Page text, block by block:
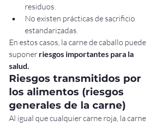
residuos.
No existen prácticas de sacrificio
estandarizadas.
En estos casos, la carne de caballo puede
suponer riesgos importantes para la
salud.
Riesgos transmitidos por
los alimentos (riesgos
generales de la carne)
Al igual que cualquier carne roja, la carne